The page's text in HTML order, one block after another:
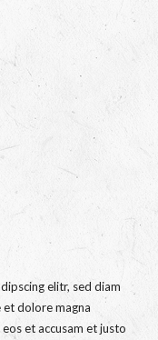
elitr, sed diam
dolore magna
et accusam et justo